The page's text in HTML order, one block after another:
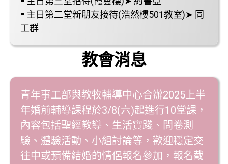
⁃ 主日第二堂新朋友接待(浩然樓501教室)➤ 同
工群
教會消息
青年事工部與教牧輔導中心合辦2025上半
年婚前輔導課程於3/8(六)起進行10堂課，
內容包括聖經教導、生活實踐、問卷測
驗、體驗活動、小組討論等，歡迎穩定交
往中或預備結婚的情侶報名參加，報名截